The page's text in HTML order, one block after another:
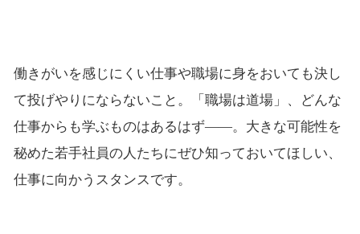
働きがいを感じにくい仕事や職場に身をおいても決し
て投げやりにならないこと。「職場は道場」、どんな
仕事からも学ぶものはあるはず――。大きな可能性を
秘めた若手社員の人たちにぜひ知っておいてほしい、
仕事に向かうスタンスです。